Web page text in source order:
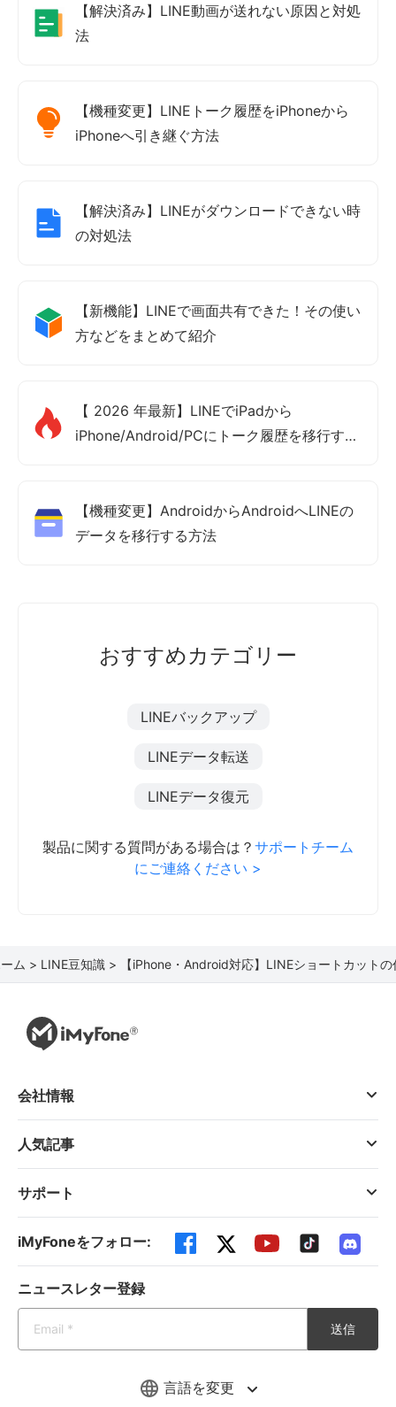
【解決済み】LINE動画が送れない原因と対処
法
【機種変更】LINEトーク履歴をiPhoneから
iPhoneへ引き継ぐ方法
【解決済み】LINEがダウンロードできない時
の対処法
【新機能】LINEで画面共有できた！その使い
方などをまとめて紹介
【 2026 年最新】LINEでiPadから
iPhone/Android/PCにトーク履歴を移行する
【機種変更】AndroidからAndroidへLINEの
データを移行する方法
おすすめカテゴリー
LINEバックアップ
LINEデータ転送
LINEデータ復元
製品に関する質問がある場合は？ サポートチーム
にご連絡ください >
ム > LINE豆知識 > 【iPhone・Android対応】LINEショートカットの
言語を変更
会社情報
人気記事
サポート
iMyFoneをフォロー:
ニュースレター登録
送信